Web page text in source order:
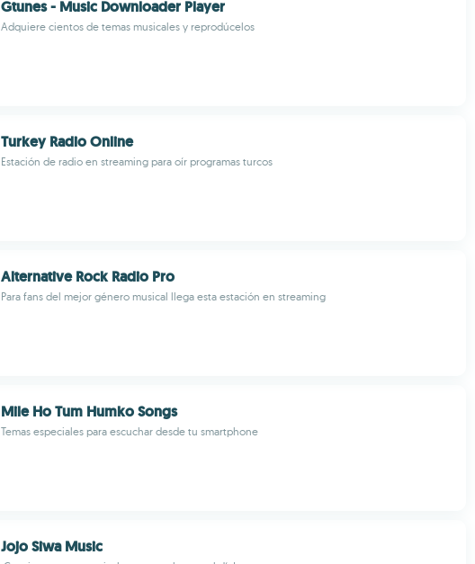
Gtunes - Music Downloader Player
Adquiere cientos de temas musicales y reprodúcelos
Turkey Radio Online
Estación de radio en streaming para oír programas turcos
Alternative Rock Radio Pro
Para fans del mejor género musical llega esta estación en streaming
Mile Ho Tum Humko Songs
Temas especiales para escuchar desde tu smartphone
Jojo Siwa Music